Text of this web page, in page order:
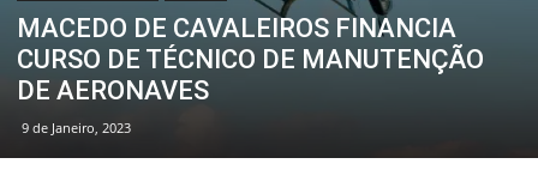
MACEDO DE CAVALEIROS FINANCIA
CURSO DE TÉCNICO DE MANUTENÇÃO
DE AERONAVES
9 de Janeiro, 2023